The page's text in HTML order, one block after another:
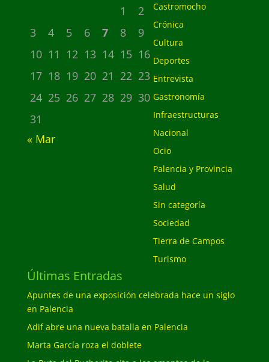
1
2
3
4 5 6 7 8
9
10 11 12 13 14 15 16
17 18 19 20 21 22 23
24 25 26 27 28 29 30
31
« Mar
Castromocho
Crónica
Cultura
Deportes
Entrevista
Gastronomía
Infraestructuras
Nacional
Ocio
Palencia y Provincia
Salud
Sin categoría
Sociedad
Tierra de Campos
Turismo
Últimas Entradas
Apuntes de una exposición celebrada hace un siglo
en Palencia
Adif abre una nueva batalla en Palencia
Marta García roza el doblete